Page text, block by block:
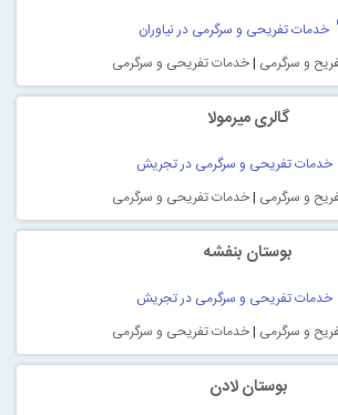
خدمات تفریحی و سرگرمی در نیاوران
و سرگرمی |خدمات تفریحی و سرگرمی
گالری میرمولا
خدمات تفریحی و سرگرمی در تجریش
و سرگرمی |خدمات تفریحی و سرگرمی
بوستان بنفشه
خدمات تفریحی و سرگرمی در تجریش
و سرگرمی |خدمات تفریحی و سرگرمی
بوستان لادن